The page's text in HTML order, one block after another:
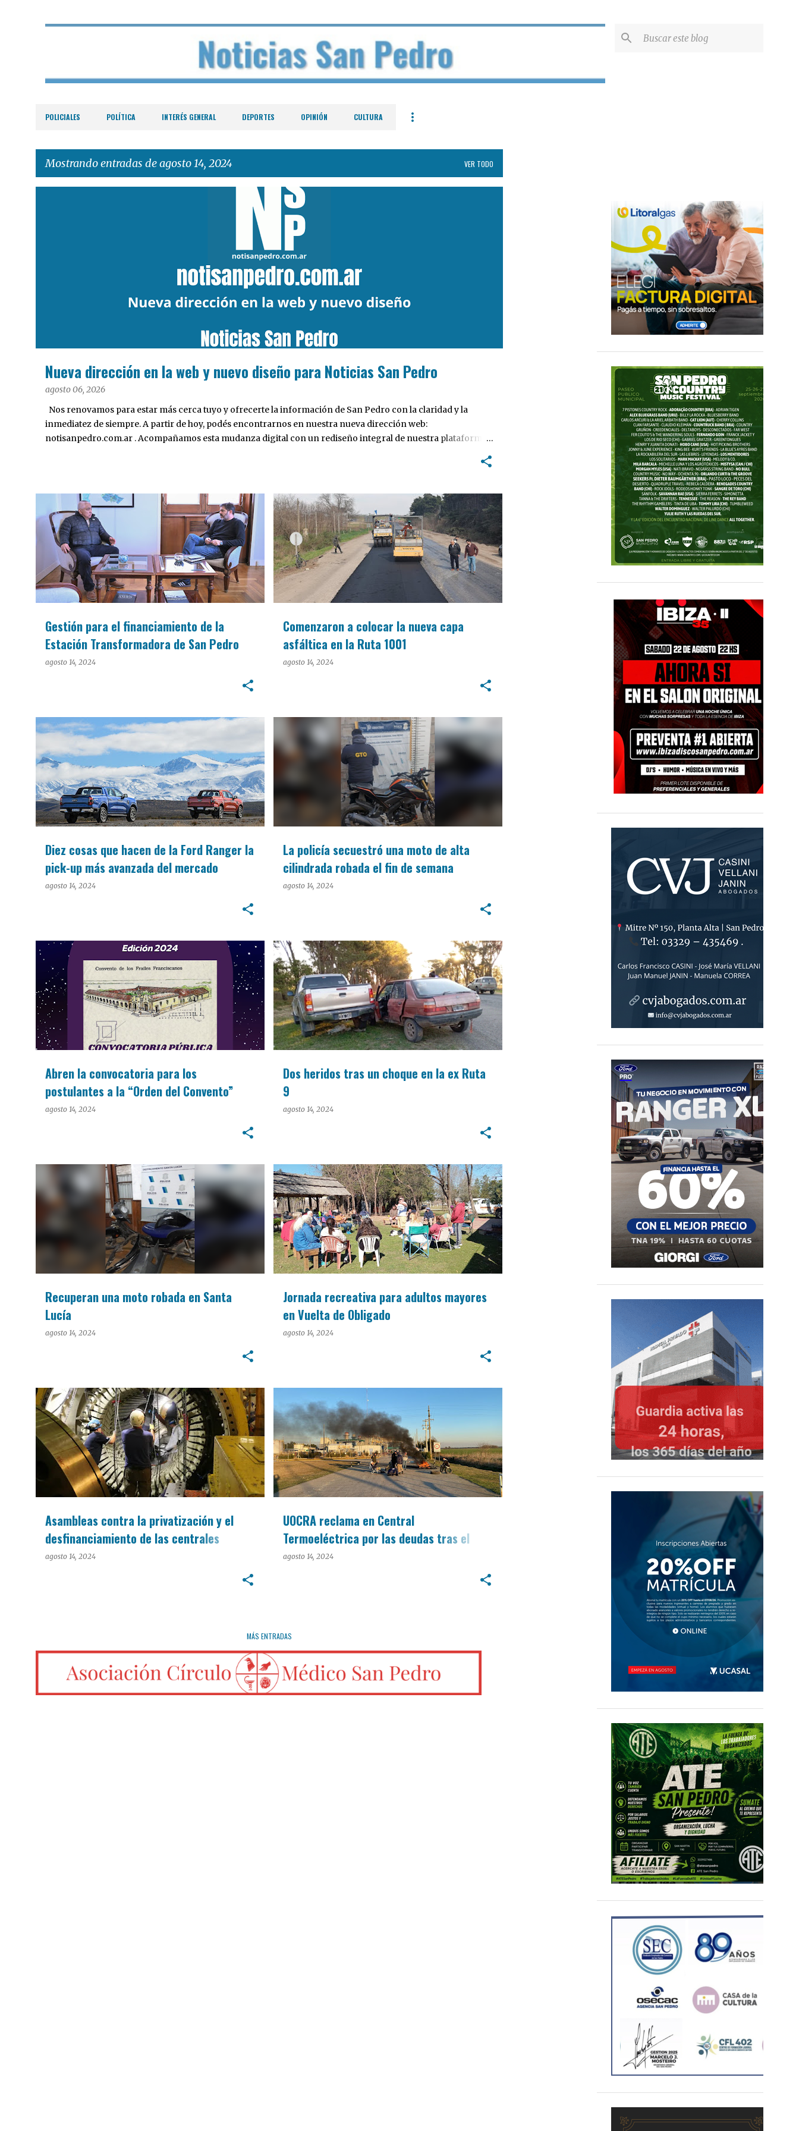
POLICIALES POLÍTICA INTERÉS GENERAL DEPORTES OPINIÓN CULTURA
Mostrando entradas de agosto 14, 2024 VER TODO
Nueva dirección en la web y nuevo diseño para Noticias San Pedro
agosto 06, 2026
Nos renovamos para estar más cerca tuyo y ofrecerte la información de San Pedro con la claridad y la
inmediatez de siempre. A partir de hoy, podés encontrarnos en nuestra nueva dirección web:
notisanpedro.com.ar . Acompañamos esta mudanza digital con un rediseño integral de nuestra plataforma.
Gestión para el financiamiento de la
Estación Transformadora de San Pedro
agosto 14, 2024
INTERÉS GENERAL
Comenzaron a colocar la nueva capa
asfáltica en la Ruta 1001
agosto 14, 2024
INTERÉS GENERAL
Diez cosas que hacen de la Ford Ranger la
pick-up más avanzada del mercado
agosto 14, 2024
EMPRESAS
La policía secuestró una moto de alta
cilindrada robada el fin de semana
agosto 14, 2024
Abren la convocatoria para los
postulantes a la “Orden del Convento”
agosto 14, 2024
CULTURA
Dos heridos tras un choque en la ex Ruta
9
agosto 14, 2024
POLICIALES
Recuperan una moto robada en Santa
Lucía
agosto 14, 2024
Jornada recreativa para adultos mayores
en Vuelta de Obligado
agosto 14, 2024
Asambleas contra la privatización y el
desfinanciamiento de las centrales
nucleares
agosto 14, 2024
INTERÉS GENERAL
UOCRA reclama en Central
Termoeléctrica por las deudas tras el
despido de 60 trabajadores
agosto 14, 2024
POLÍTICA
MÁS ENTRADAS